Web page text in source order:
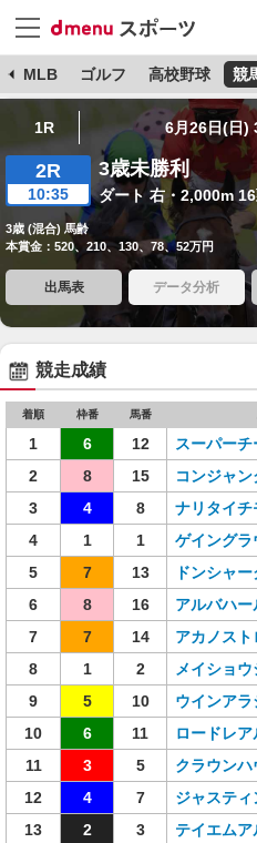
MLB ゴルフ 高校野球 競
1R 6月26日(日)
2R
10:35
3歳未勝利
ダート 右・2,000m
3歳 (混合) 馬齢
本賞金：520、210、130、78、52万円
出馬表 データ分析
競走成績
着順 枠番 馬番
1 6 12 スーパー
2
8 15 コンジャ
3
4 8 ナリタイ
4
1 1 ゲイング
5
7 13 ドンシ
6
8 16 アルバ
7
7 14 アカノス
8
1 2 メイショ
9
5 10 ウインア
10
6 11 ロード
11
3 5 クラウン
12
4 7 ジャステ
13
2 3 テイエム